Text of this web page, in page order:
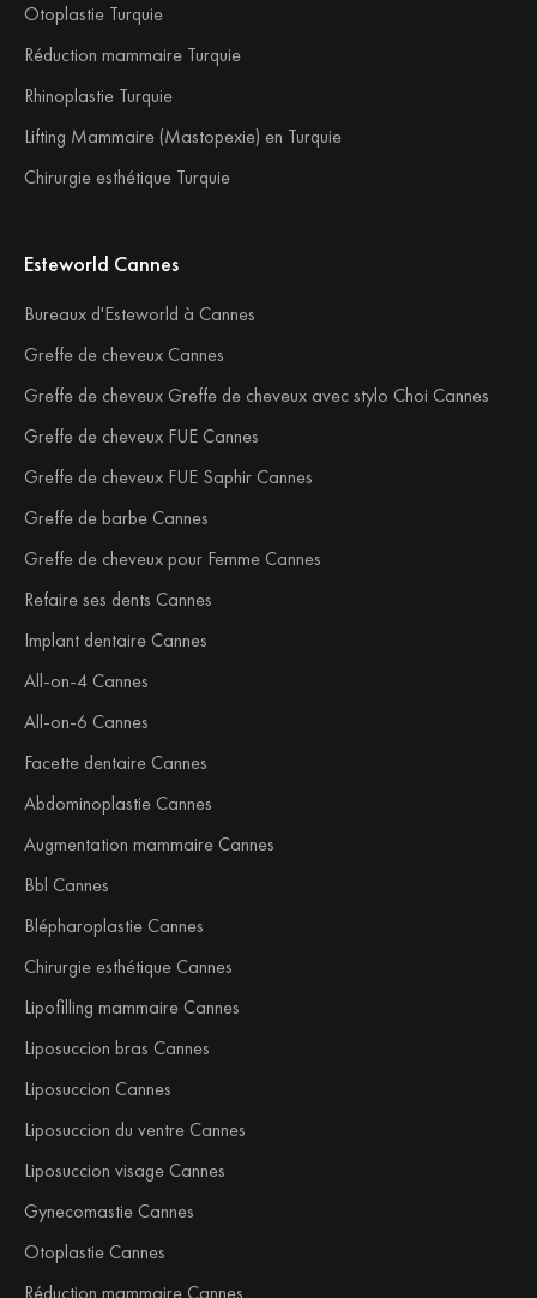
Otoplastie Turquie
Réduction mammaire Turquie
Rhinoplastie Turquie
Lifting Mammaire (Mastopexie) en Turquie
Chirurgie esthétique Turquie
Esteworld Cannes
Bureaux d'Esteworld à Cannes
Greffe de cheveux Cannes
Greffe de cheveux Greffe de cheveux avec stylo Choi Cannes
Greffe de cheveux FUE Cannes
Greffe de cheveux FUE Saphir Cannes
Greffe de barbe Cannes
Greffe de cheveux pour Femme Cannes
Refaire ses dents Cannes
Implant dentaire Cannes
All-on-4 Cannes
All-on-6 Cannes
Facette dentaire Cannes
Abdominoplastie Cannes
Augmentation mammaire Cannes
Bbl Cannes
Blépharoplastie Cannes
Chirurgie esthétique Cannes
Lipofilling mammaire Cannes
Liposuccion bras Cannes
Liposuccion Cannes
Liposuccion du ventre Cannes
Liposuccion visage Cannes
Gynecomastie Cannes
Otoplastie Cannes
Réduction mammaire Cannes